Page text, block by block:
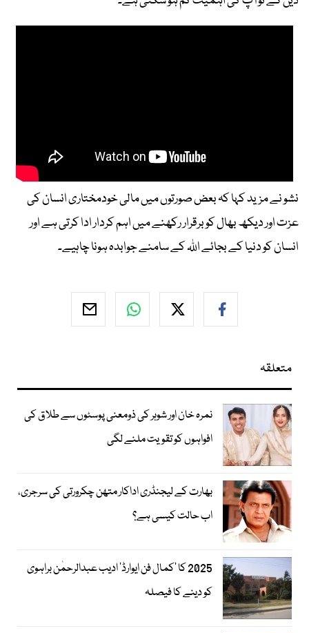
نشو نے مزید کہا کہ بعض صورتوں میں مالی خودمختاری انسان کی
عزت اور دیکھ بھال کو برقرار رکھنے میں اہم کردار ادا کرتی ہے اور
انسان کو دنیا کے بجائے اللہ کے سامنے جوابدہ ہونا چاہیے۔
متعلقہ
نمرہ خان اور شوہر کی ذومعنی پوسٹوں سے طلاق کی
افواہوں کو تقویت ملنے لگی
بھارت کے لیجنڈری اداکار متھن چکرورتی کی سرجری،
اب حالت کیسی ہے؟
2025 کا ’کمال فن ایوارڈ‘ ادیب عبدالرحمٰن براہوی
کو دینے کا فیصلہ